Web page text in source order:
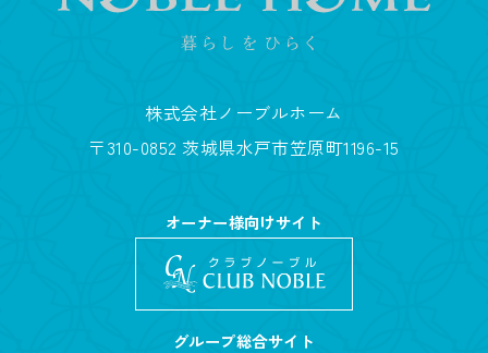
株式会社ノーブルホーム
〒310-0852 茨城県水戸市笠原町1196-15
オーナー様向けサイト
グループ総合サイト